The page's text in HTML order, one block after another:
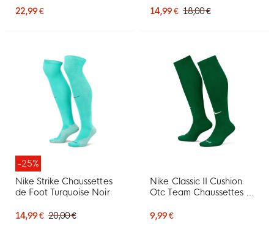
22,99 €
blanc
14,99 € 18,00 €
-25%
Nike Strike Chaussettes
de Foot Turquoise Noir
14,99 € 20,00 €
Nike Classic II Cushion
Otc Team Chaussettes de
9,99 €